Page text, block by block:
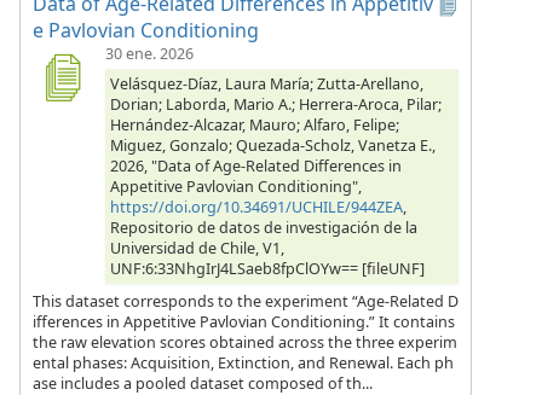
e Pavlovian Conditioning
30 ene. 2026
Velásquez-Díaz, Laura María; Zutta-Arellano,
Dorian; Laborda, Mario A.; Herrera-Aroca, Pilar;
Hernández-Alcazar, Mauro; Alfaro, Felipe;
Miguez, Gonzalo; Quezada-Scholz, Vanetza E.,
2026, "Data of Age-Related Differences in
Appetitive Pavlovian Conditioning",
https://doi.org/10.34691/UCHILE/944ZEA,
Repositorio de datos de investigación de la
Universidad de Chile, V1,
UNF:6:33NhgIrJ4LSaeb8fpClOYw== [fileUNF]
This dataset corresponds to the experiment “Age-Related D
ifferences in Appetitive Pavlovian Conditioning.” It contains
the raw elevation scores obtained across the three experim
ental phases: Acquisition, Extinction, and Renewal. Each ph
ase includes a pooled dataset composed of th...